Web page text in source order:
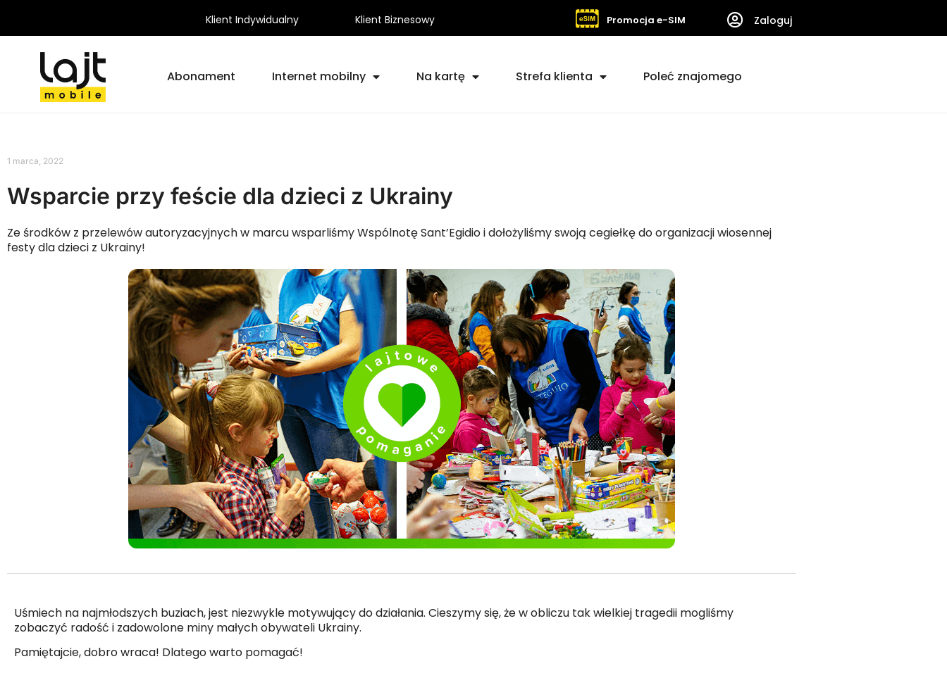
Klient Indywidualny Klient Biznesowy Promocja e-SIM Zaloguj
Abonament Internet mobilny Na kartę Strefa klienta Poleć znajomego
1 marca, 2022
Wsparcie przy feście dla dzieci z Ukrainy
Ze środków z przelewów autoryzacyjnych w marcu wsparliśmy Wspólnotę Sant’Egidio i dołożyliśmy swoją cegiełkę do organizacji wiosennej
festy dla dzieci z Ukrainy!
Uśmiech na najmłodszych buziach, jest niezwykle motywujący do działania. Cieszymy się, że w obliczu tak wielkiej tragedii mogliśmy
zobaczyć radość i zadowolone miny małych obywateli Ukrainy.
Pamiętajcie, dobro wraca! Dlatego warto pomagać!